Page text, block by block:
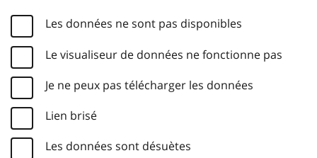
Les données ne sont pas disponibles
Le visualiseur de données ne fonctionne pas
Je ne peux pas télécharger les données
Lien brisé
Les données sont désuètes